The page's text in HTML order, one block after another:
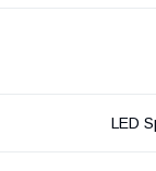
LED